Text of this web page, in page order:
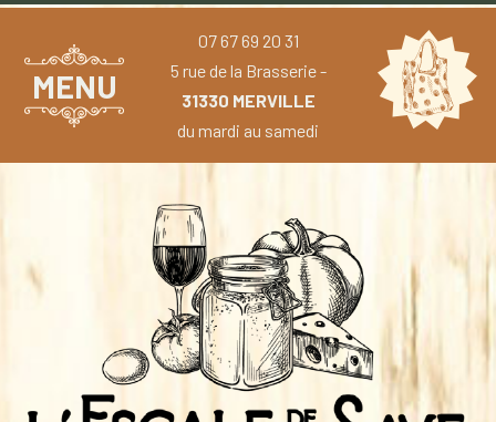
MENU
07 67 69 20 31
5 rue de la Brasserie -
31330 MERVILLE
du mardi au samedi